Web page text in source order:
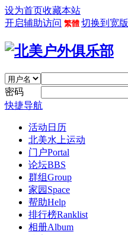
设为首页收藏本站
开启辅助访问 繁體 切换到宽版
密码
快捷导航
活动日历
北美水上运动
门户Portal
论坛BBS
群组Group
家园 Space
帮助Help
排行榜Ranklist
相册Album